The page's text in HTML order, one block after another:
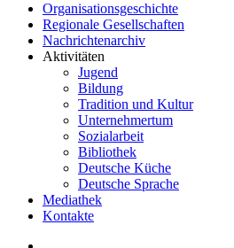
Organisationsgeschichte
Regionale Gesellschaften
Nachrichtenarchiv
Aktivitäten
Jugend
Bildung
Tradition und Kultur
Unternehmertum
Sozialarbeit
Bibliothek
Deutsche Küche
Deutsche Sprache
Mediathek
Kontakte